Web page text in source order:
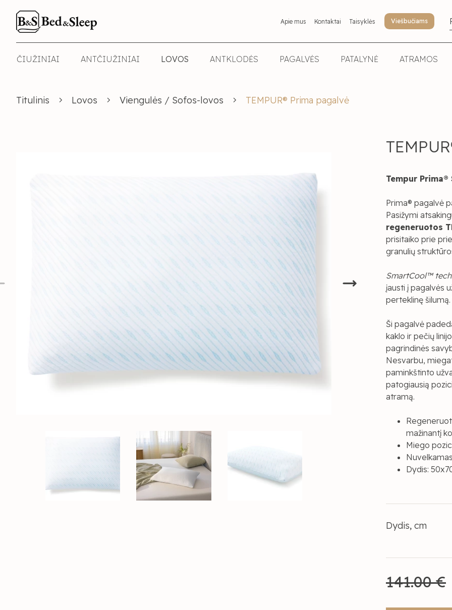
Apie mus Kontaktai Taisyklės Viešbučiams
ČIUŽINIAI ANTČIUŽINIAI LOVOS ANTKLODĖS PAGALVĖS PATALYNĖ ATRAMOS
Titulinis Lovos Viengulės / Sofos-lovos TEMPUR® Prima pagalvė
Tempur Prima®
Prima® pagalvė
Pasižymi
regeneruotos
prisitaiko prie
granulių
SmartCool™
įausti į pagalvės
perteklinę
Ši pagalvė
kaklo ir pečių
pagrindinės
Nesvarbu,
paminkštinto
patogiausią
atramą.
mažinantį
Miego
Dydis:
Dydis, cm
141.00 €